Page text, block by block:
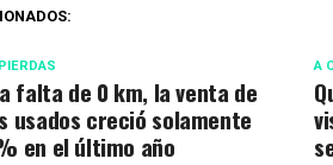
A
falta de 0 km, la venta de
usados creció solamente
en el último año